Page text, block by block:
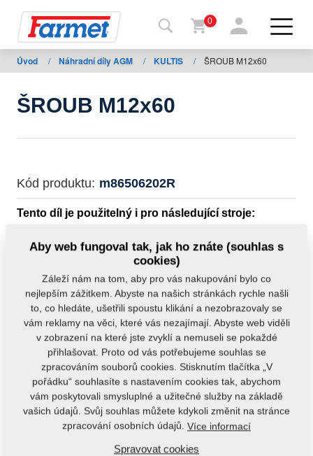
Zpět
na
shop
Moje
stroje
stažení
0
Úvod / Náhradní díly AGM / KULTIS / ŠROUB M12x60
ŠROUB M12x60
Kód produktu: m86506202R
Tento díl je použitelný i pro následující stroje:
Aby web fungoval tak, jak ho znáte (souhlas s
cookies)
Záleží nám na tom, aby pro vás nakupování bylo co
nejlepším zážitkem. Abyste na našich stránkách rychle našli
to, co hledáte, ušetřili spoustu klikání a nezobrazovaly se
vám reklamy na věci, které vás nezajímají. Abyste web viděli
v zobrazení na které jste zvyklí a nemuseli se pokaždé
přihlašovat. Proto od vás potřebujeme souhlas se
zpracováním souborů cookies. Stisknutím tlačítka „V
pořádku“ souhlasíte s nastavením cookies tak, abychom
vám poskytovali smysluplné a užitečné služby na základě
vašich údajů. Svůj souhlas můžete kdykoli změnit na stránce
zpracování osobních údajů. Více informací
Spravovat cookies